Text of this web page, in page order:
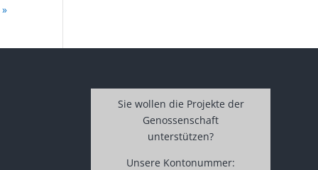
Sie wollen die Projekte der
Genossenschaft
unterstützen?
Unsere Kontonummer: